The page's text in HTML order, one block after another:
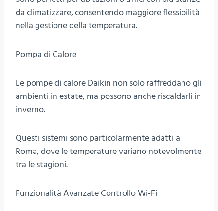
da climatizzare, consentendo maggiore flessibilità
nella gestione della temperatura.
Pompa di Calore
Le pompe di calore Daikin non solo raffreddano gli
ambienti in estate, ma possono anche riscaldarli in
inverno.
Questi sistemi sono particolarmente adatti a
Roma, dove le temperature variano notevolmente
tra le stagioni.
Funzionalità Avanzate Controllo Wi-Fi